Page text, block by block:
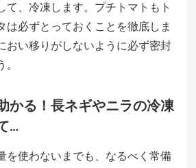
て、冷凍します。プチトマトもト
は必ずとっておくことを徹底しま
おい移りがしないように必ず密封
かる！長ネギやニラの冷凍
…
を使わないまでも、なるべく常備